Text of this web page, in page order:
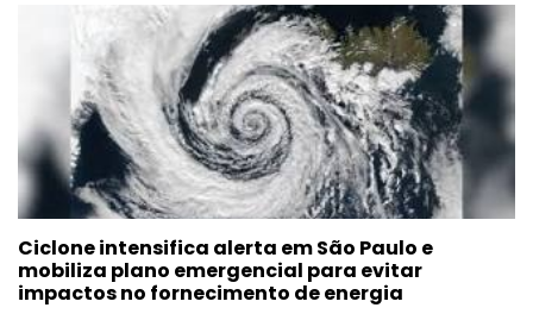
Ciclone intensifica alerta em São Paulo e
mobiliza plano emergencial para evitar
impactos no fornecimento de energia